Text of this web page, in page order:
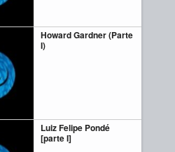
Howard Gardner (Parte
I)
Luiz Felipe Pondé
[parte I]